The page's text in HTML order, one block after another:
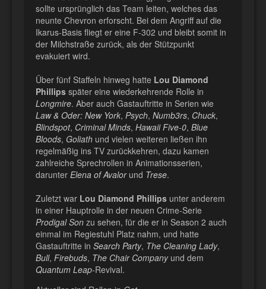
sollte ursprünglich das Team leiten, welches das
neunte Chevron erforscht. Bei dem Angriff auf die
Ikarus-Basis fliegt er eine F-302 und bleibt somit in
der Milchstraße zurück, als der Stützpunkt
evakuiert wird.
Über fünf Staffeln hinweg hatte Lou Diamond
Phillips später eine wiederkehrende Rolle in
Longmire. Aber auch Gastauftritte in Serien wie
Law & Oder: New York, Psych, Numb3rs, Chuck,
Blindspot, Criminal Minds, Hawaii Five-0, Blue
Bloods, Goliath und vielen weiteren ließen ihn
regelmäßig ins TV zurückkehren, dazu kamen
zahlreiche Sprechrollen in Animationsserien,
darunter Elena of Avalor und Trese.
Zuletzt war Lou Diamond Phillips unter anderem
in einer Hauptrolle in der neuen Crime-Serie
Prodigal Son zu sehen, für die er in Season 2 auch
einmal im Regiestuhl Platz nahm, und hatte
Gastauftritte in Search Party, The Cleaning Lady,
Bull, Firebuds, The Chair Companyund dem
Quantum Leap-Revival.